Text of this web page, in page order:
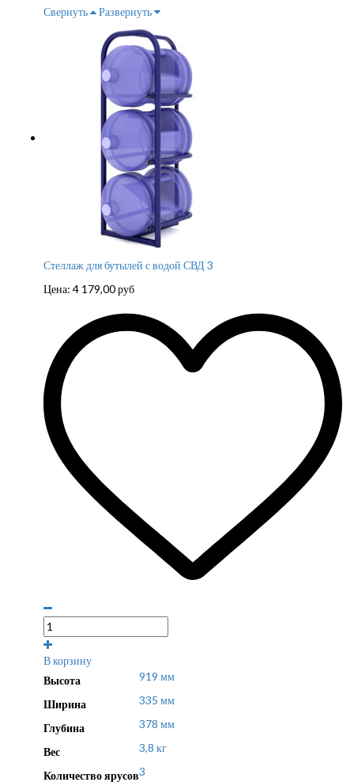
Свернуть
Развернуть
Стеллаж для бутылей с водой СВД 3
Цена: 4 179,00руб
В корзину
Высота
919 мм
Ширина 335 мм
Глубина 378 мм
Вес 3,8 кг
Количество ярусов3